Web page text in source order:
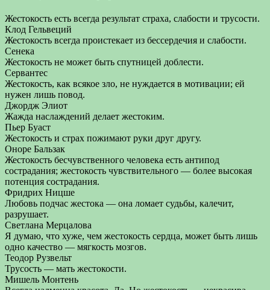
Жестокость есть всегда результат страха, слабости и трусости.
Клод Гельвеций
Жестокость всегда проистекает из бессердечия и слабости.
Сенека
Жестокость не может быть спутницей доблести.
Сервантес
Жестокость, как всякое зло, не нуждается в мотивации; ей
нужен лишь повод.
Джордж Элиот
Жажда наслаждений делает жестоким.
Пьер Буаст
Жестокость и страх пожимают руки друг другу.
Оноре Бальзак
Жестокость бесчувственного человека есть антипод
сострадания; жестокость чувствительного — более высокая
потенция сострадания.
Фридрих Ницше
Любовь подчас жестока — она ломает судьбы, калечит,
разрушает.
Светлана Мерцалова
Я думаю, что хуже, чем жестокость сердца, может быть лишь
одно качество — мягкость мозгов.
Теодор Рузвельт
Трусость — мать жестокости.
Мишель Монтень